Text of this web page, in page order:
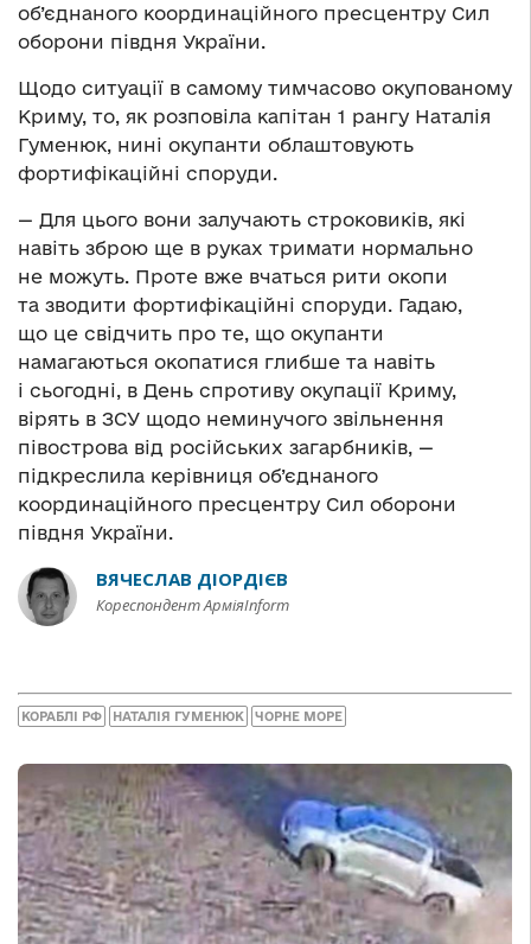
об’єднаного координаційного пресцентру Сил
оборони півдня України.
Щодо ситуації в самому тимчасово окупованому
Криму, то, як розповіла капітан 1 рангу Наталія
Гуменюк, нині окупанти облаштовують
фортифікаційні споруди.
— Для цього вони залучають строковиків, які
навіть зброю ще в руках тримати нормально
не можуть. Проте вже вчаться рити окопи
та зводити фортифікаційні споруди. Гадаю,
що це свідчить про те, що окупанти
намагаються окопатися глибше та навіть
і сьогодні, в День спротиву окупації Криму,
вірять в ЗСУ щодо неминучого звільнення
півострова від російських загарбників, —
підкреслила керівниця об’єднаного
координаційного пресцентру Сил оборони
півдня України.
ВЯЧЕСЛАВ ДІОРДІЄВ
Кореспондент АрміяInform
КОРАБЛІ РФ НАТАЛІЯ ГУМЕНЮК ЧОРНЕ МОРЕ